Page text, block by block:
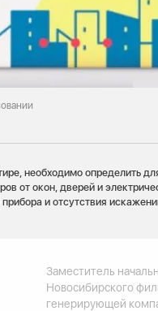
необходимо определить
от окон, дверей и
и отсутствия
Заместитель
Новосибирского
генерирующей